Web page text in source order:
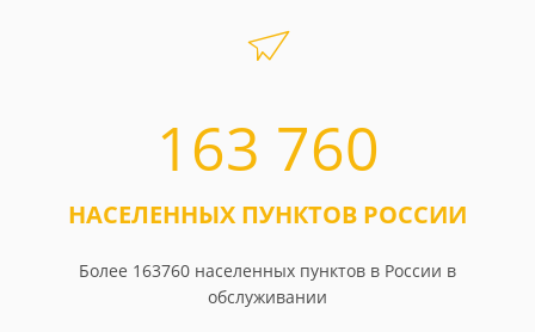
163 760
НАСЕЛЕННЫХ ПУНКТОВ РОССИИ
Более 163760 населенных пунктов в России в
обслуживании